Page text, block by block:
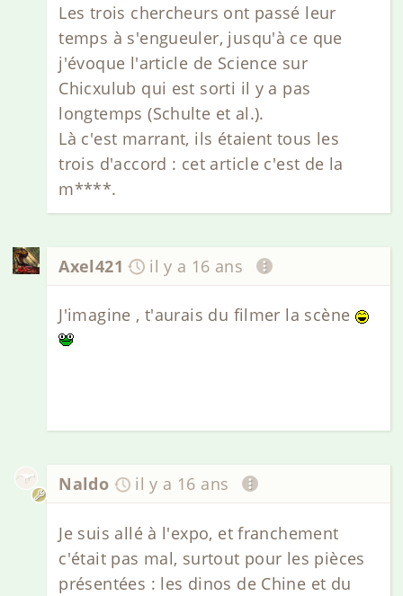
Les trois chercheurs ont passé leur
temps à s'engueuler, jusqu'à ce que
j'évoque l'article de Science sur
Chicxulub qui est sorti il y a pas
longtemps (Schulte et al.).
Là c'est marrant, ils étaient tous les
trois d'accord : cet article c'est de la
m****.
Axel421 il y a 16 ans
J'imagine , t'aurais du filmer la scène
Naldo il y a 16 ans
Je suis allé à l'expo, et franchement
c'était pas mal, surtout pour les pièces
présentées : les dinos de Chine et du